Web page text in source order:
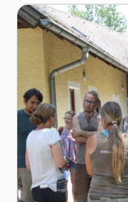
Zur Detailseite von